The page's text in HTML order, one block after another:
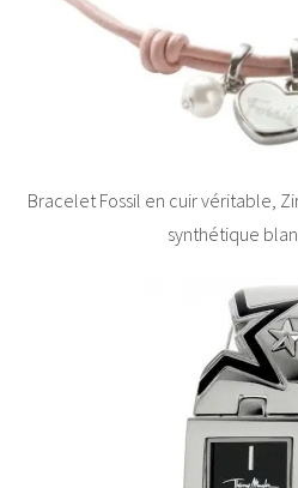
Bracelet Fossil en cuir véritable,
synthétique